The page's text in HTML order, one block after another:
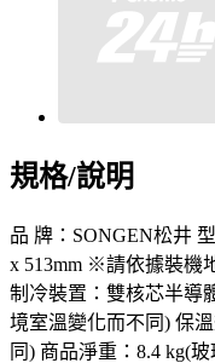
規格/說明
品 牌：SONGEN松井
x 513mm ※請依據裝機
制冷裝置：雙核芯半導
境室溫變化而不同) 保
同) 商品淨重：8.4 kg(